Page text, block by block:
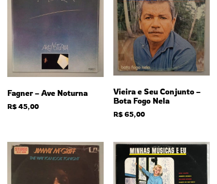
Fagner – Ave Noturna
R$45,00
Vieira e Seu Conjunto –
Bota Fogo Nela
R$65,00